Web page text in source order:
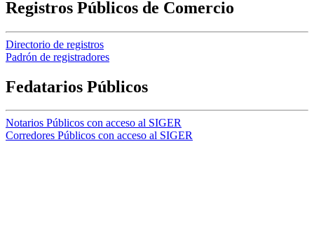
Registros Públicos de Comercio
Directorio de registros
Padrón de registradores
Fedatarios Públicos
Notarios Públicos con acceso al SIGER
Corredores Públicos con acceso al SIGER